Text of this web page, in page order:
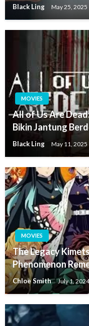
Black Ling May 25, 2025
MOVIES
All of Us Are
Bikin Jantung
Black Ling May 11, 2025
MOVIES
The Legacy
Phenomenon
Chloe Smith July 1, 2024